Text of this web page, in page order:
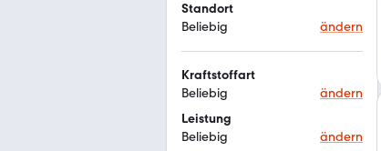
Standort
Beliebig
ändern
Kraftstoffart
Beliebig
ändern
Leistung
Beliebig
ändern